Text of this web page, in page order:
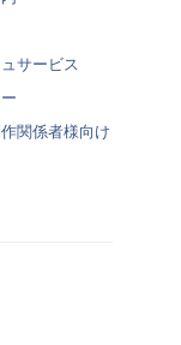
サービス
関係者様向け